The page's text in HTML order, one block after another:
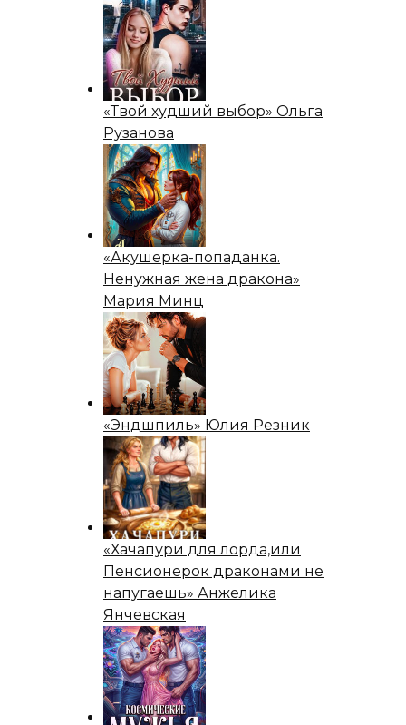
«Твой худший выбор» Ольга
Рузанова
«Акушерка-попаданка.
Ненужная жена дракона»
Мария Минц
«Эндшпиль» Юлия Резник
«Хачапури для лорда,или
Пенсионерок драконами не
напугаешь» Анжелика
Янчевская